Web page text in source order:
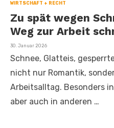
WIRTSCHAFT + RECHT
Zu spät wegen
Weg zur Arbeit
Veröffentlicht
30. Januar 2026
Schnee, Glatteis,
nicht nur Romantik,
Arbeitsalltag. Besonders
aber auch in anderen …